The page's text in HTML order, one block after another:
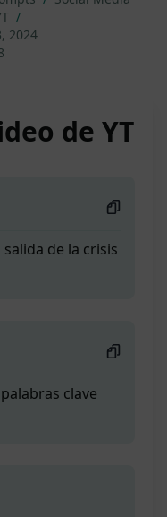
/
2024
de YT
de la crisis
clave